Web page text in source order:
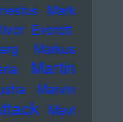
Mark
Everett
Markus
Martin
Marvin
Mavi